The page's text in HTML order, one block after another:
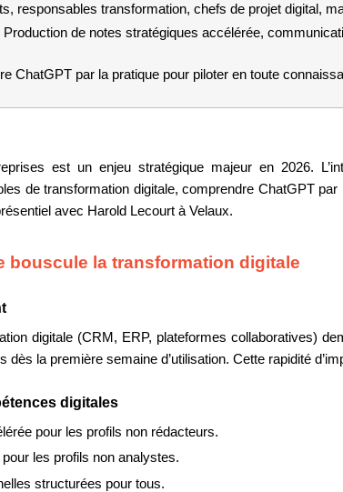
responsables transformation, chefs de projet digital,
Production de notes stratégiques accélérée,
ChatGPT par la pratique pour piloter en toute
est un enjeu stratégique majeur en 2026.
de transformation digitale, comprendre ChatGPT
avec Harold Lecourt à Velaux.
bouscule la transformation digitale
digitale (CRM, ERP, plateformes collaboratives)
la première semaine d’utilisation. Cette rapidité
digitales
pour les profils non rédacteurs.
les profils non analystes.
structurées pour tous.